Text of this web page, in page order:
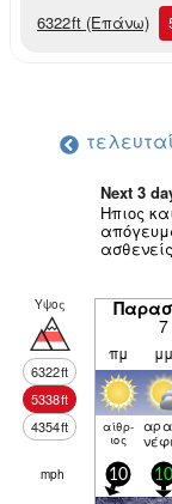
6322ft (Επάνω)
Next 3
Ηπιος
Υψος
6322ft
5338ft
4354ft
7
πμ μμ
αίθρ­
ιος
mph 10 10